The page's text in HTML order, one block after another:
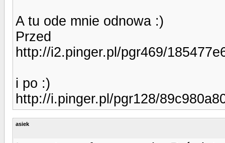
A tu ode mnie odnowa :)
Przed
http://i2.pinger.pl/pgr469/
i po :)
http://i.pinger.pl/pgr128/
asiek